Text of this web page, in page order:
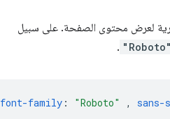
لعرض محتوى الصفحة. على سبيل
"Roboto"
.
font-family : "Roboto" ,